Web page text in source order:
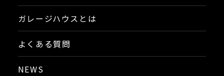
ガレージハウスとは
よくある質問
NEWS